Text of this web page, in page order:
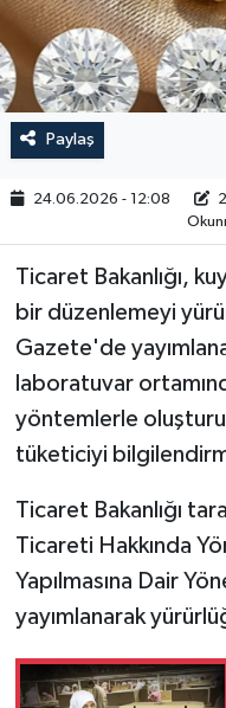
Paylaş
24.06.2026 - 12:08
Ticaret Bakanlığı,
bir düzenlemeyi
Gazete'de
laboratuvar
yöntemlerle
tüketiciyi
Ticaret Bakanlığı
Ticareti Hakkında
Yapılmasına Dair
yayımlanarak
RESMİ İLAN